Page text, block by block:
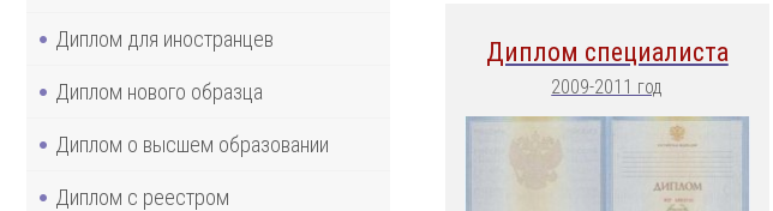
Диплом для иностранцев
Диплом нового образца
Диплом о высшем образовании
Диплом с реестром
Диплом специалиста
2009-2011 год